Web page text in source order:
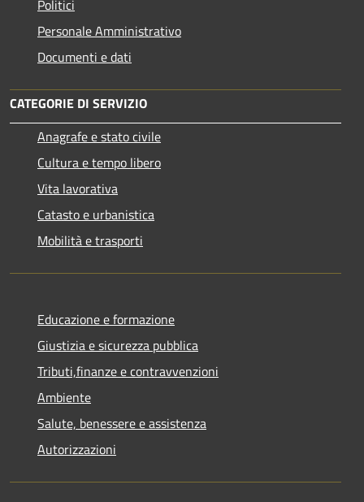
Politici
Personale Amministrativo
Documenti e dati
CATEGORIE DI SERVIZIO
Anagrafe e stato civile
Cultura e tempo libero
Vita lavorativa
Catasto e urbanistica
Mobilità e trasporti
Educazione e formazione
Giustizia e sicurezza pubblica
Tributi,finanze e contravvenzioni
Ambiente
Salute, benessere e assistenza
Autorizzazioni